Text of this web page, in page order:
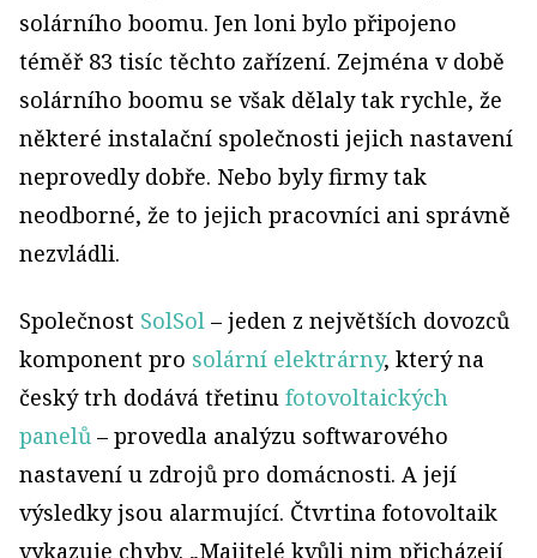
solárního boomu. Jen loni bylo připojeno
téměř 83 tisíc těchto zařízení. Zejména v době
solárního boomu se však dělaly tak rychle, že
některé instalační společnosti jejich nastavení
neprovedly dobře. Nebo byly firmy tak
neodborné, že to jejich pracovníci ani správně
nezvládli.
Společnost SolSol – jeden z největších dovozců
komponent pro solární elektrárny, který na
český trh dodává třetinu fotovoltaických
panelů – provedla analýzu softwarového
nastavení u zdrojů pro domácnosti. A její
výsledky jsou alarmující. Čtvrtina fotovoltaik
vykazuje chyby. „Majitelé kvůli nim přicházejí